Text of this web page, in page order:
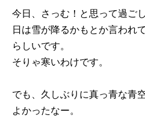
今日、さっむ！と思って過ご
日は雪が降るかもとか言われ
らしいです。
そりゃ寒いわけです。
でも、久しぶりに真っ青な青
よかったなー。